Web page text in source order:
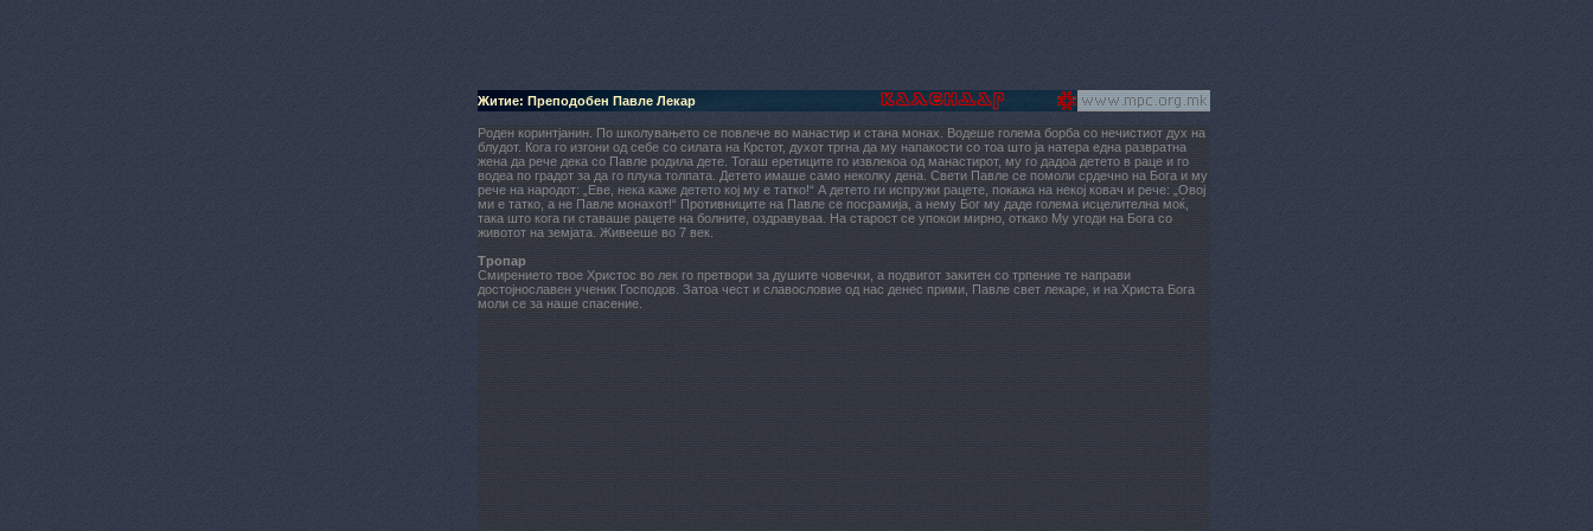
Житие: Преподобен Павле Лекар
Роден коринтјанин. По школувањето се повлече во манастир и стана монах. Водеше голема борба со нечистиот дух на
блудот. Кога го изгони од себе со силата на Крстот, духот тргна да му напакости со тоа што ја натера една развратна
жена да рече дека со Павле родила дете. Тогаш еретиците го извлекоа од манастирот, му го дадоа детето в раце и го
водеа по градот за да го плука толпата. Детето имаше само неколку дена. Свети Павле се помоли срдечно на Бога и му
рече на народот: „Еве, нека каже детето кој му е татко!“ А детето ги испружи рацете, покажа на некој ковач и рече: „Овој
ми е татко, а не Павле монахот!“ Противниците на Павле се посрамија, а нему Бог му даде голема исцелителна моќ,
така што кога ги ставаше рацете на болните, оздравуваа. На старост се упокои мирно, откако Му угоди на Бога со
животот на земјата. Живееше во 7 век.
Тропар
Смирението твое Христос во лек го претвори за душите човечки, а подвигот закитен со трпение те направи
достојнославен ученик Господов. Затоа чест и славословие од нас денес прими, Павле свет лекаре, и на Христа Бога
моли се за наше спасение.